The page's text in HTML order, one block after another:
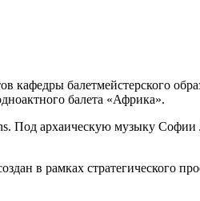
кафедры балетмейстерского
балета «Африка».
Под архаическую музыку
в рамках стратегического